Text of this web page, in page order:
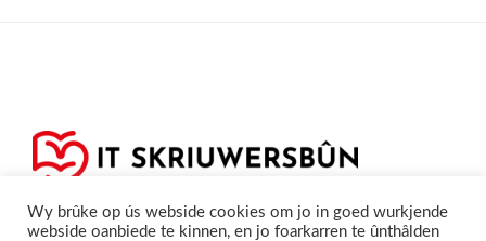
Wy brûke op ús webside cookies om jo in goed wurkjende
webside oanbiede te kinnen, en jo foarkarren te ûnthâlden